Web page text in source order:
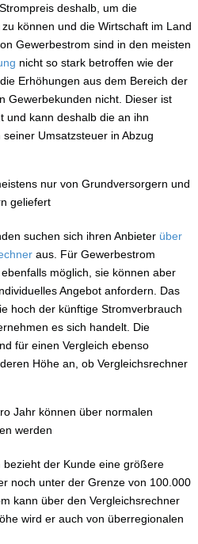
deshalb, um die
können und die Wirtschaft im Land
Gewerbestrom sind in den meisten
nicht so stark betroffen wie der
Erhöhungen aus dem Bereich der
Gewerbekunden nicht. Dieser ist
und kann deshalb die an ihn
Umsatzsteuer in Abzug
nur von Grundversorgern und
geliefert
suchen sich ihren Anbieter über
aus. Für Gewerbestrom
möglich, sie können aber
Angebot anfordern. Das
hoch der künftige Stromverbrauch
es sich handelt. Die
für einen Vergleich ebenso
Höhe an, ob Vergleichsrechner
Jahr können über normalen
werden
der Kunde eine größere
noch unter der Grenze von 100.000
kann über den Vergleichsrechner
wird er auch von überregionalen